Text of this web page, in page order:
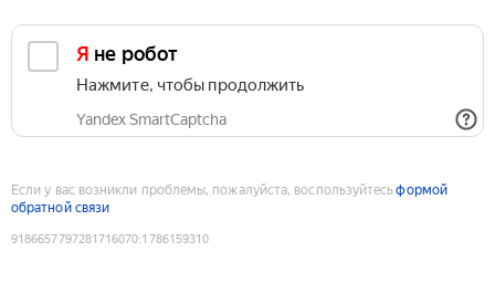
Я не робот
Нажмите, чтобы продолжить
Yandex SmartCaptcha
Если у вас возникли проблемы, пожалуйста, воспользуйтесьформой
обратной связи
9186657797281716070:1786159310